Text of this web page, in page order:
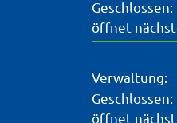
Klicken, um
Geschlossen:
öffnet
Verwaltung:
Klicken, um
Geschlossen:
öffnet